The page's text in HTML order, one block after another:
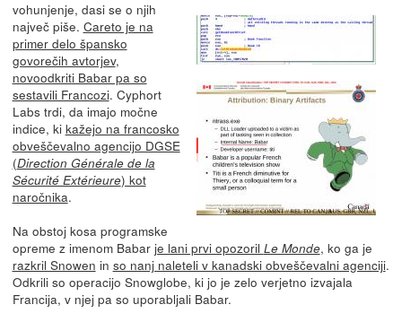
vohunjenje, dasi se o njih
največ piše. Careto je na
primer delo špansko
govorečih avtorjev,
novoodkriti Babar pa so
sestavili Francozi. Cyphort
Labs trdi, da imajo močne
indice, ki kažejo na francosko
obveščevalno agencijo DGSE
(Direction Générale de la
Sécurité Extérieure) kot
naročnika.
Na obstoj kosa programske
opreme z imenom Babar je lani prvi opozoril Le Monde, ko ga je
razkril Snowen in so nanj naleteli v kanadski obveščevalni agenciji.
Odkrili so operacijo Snowglobe, ki jo je zelo verjetno izvajala
Francija, v njej pa so uporabljali Babar.